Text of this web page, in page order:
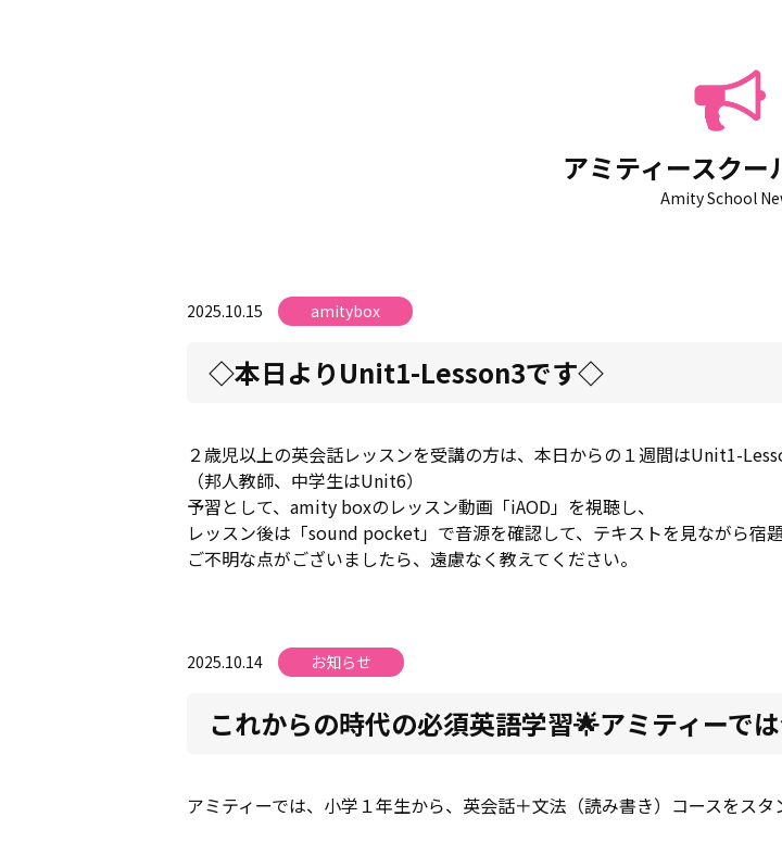
アミティースクー
Amity School
2025.10.15 amitybox
◇本日よりUnit1-Lesson3です◇
２歳児以上の英会話レッスンを受講の方は、本日からの１週間はUnit1-
（邦人教師、中学生はUnit6）
予習として、amity boxのレッスン動画「iAOD」を視聴し、
レッスン後は「sound pocket」で音源を確認して、テキストを見ながら宿
ご不明な点がございましたら、遠慮なく教えてください。
2025.10.14 お知らせ
これからの時代の必須英語学習🌟アミティーで
アミティーでは、小学１年生から、英会話＋文法（読み書き）コースをスタ